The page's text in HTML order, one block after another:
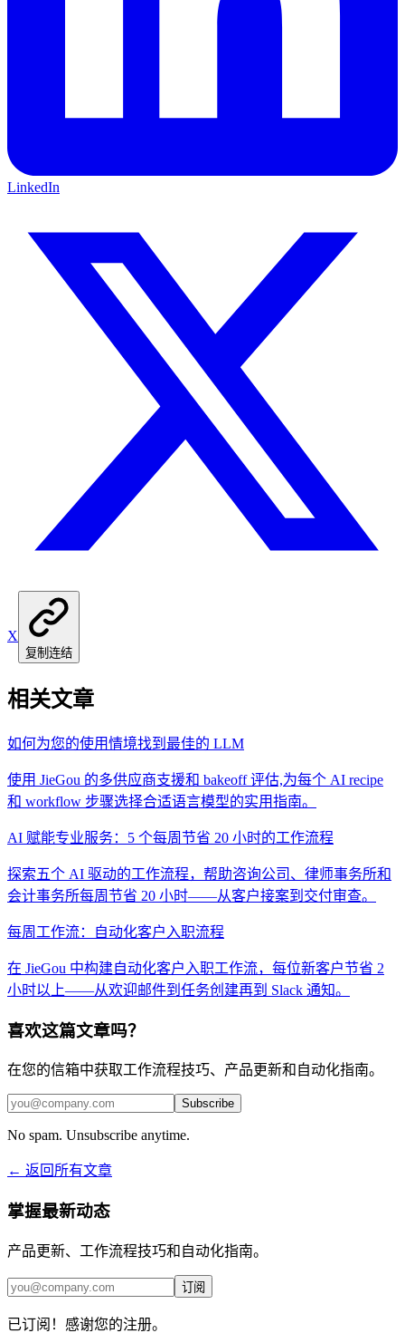
LinkedIn
X
复制连结
相关文章
如何为您的使用情境找到最佳的 LLM
使用 JieGou 的多供应商支援和 bakeoff 评估,为每个 AI recipe
和 workflow 步骤选择合适语言模型的实用指南。
AI 赋能专业服务：5 个每周节省 20 小时的工作流程
探索五个 AI 驱动的工作流程，帮助咨询公司、律师事务所和
会计事务所每周节省 20 小时——从客户接案到交付审查。
每周工作流：自动化客户入职流程
在 JieGou 中构建自动化客户入职工作流，每位新客户节省 2
小时以上——从欢迎邮件到任务创建再到 Slack 通知。
喜欢这篇文章吗？
在您的信箱中获取工作流程技巧、产品更新和自动化指南。
Subscribe
No spam. Unsubscribe anytime.
← 返回所有文章
掌握最新动态
产品更新、工作流程技巧和自动化指南。
订阅
已订阅！感谢您的注册。